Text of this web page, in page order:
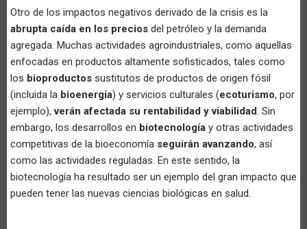
Otro de los impactos negativos derivado de la crisis es la
abrupta caída en los precios del petróleo y la demanda
agregada. Muchas actividades agroindustriales, como aquellas
enfocadas en productos altamente sofisticados, tales como
los bioproductos sustitutos de productos de origen fósil
(incluida la bioenergía) y servicios culturales (ecoturismo, por
ejemplo),verán afectada su rentabilidad y viabilidad. Sin
embargo, los desarrollos en biotecnología y otras actividades
competitivas de la bioeconomía seguirán avanzando, así
como las actividades reguladas. En este sentido, la
biotecnología ha resultado ser un ejemplo del gran impacto que
pueden tener las nuevas ciencias biológicas en salud.